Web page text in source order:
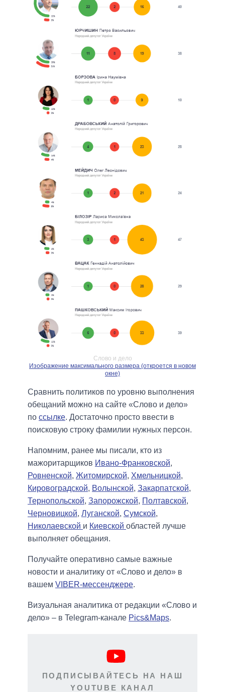
Слово и дело
Изображение максимального размера (откроется в новом
окне)
Сравнить политиков по уровню выполнения
обещаний можно на сайте «Слово и дело»
по ссылке. Достаточно просто ввести в
поисковую строку фамилии нужных персон.
Напомним, ранее мы писали, кто из
мажоритарщиков Ивано-Франковской,
Ровненской, Житомирской, Хмельницкой,
Кировоградской, Волынской, Закарпатской,
Тернопольской, Запорожской, Полтавской,
Черновицкой, Луганской, Сумской,
Николаевской и Киевской областей лучше
выполняет обещания.
Получайте оперативно самые важные
новости и аналитику от «Слово и дело» в
вашем VIBER-мессенджере.
Визуальная аналитика от редакции «Слово и
дело» – в Telegram-канале Pics&Maps.
ПОДПИСЫВАЙТЕСЬ НА НАШ
YOUTUBE КАНАЛ